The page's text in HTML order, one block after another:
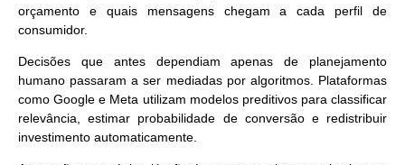
orçamento e quais mensagens chegam a cada perfil de
consumidor.
Decisões que antes dependiam apenas de planejamento
humano passaram a ser mediadas por algoritmos. Plataformas
como Google e Meta utilizam modelos preditivos para classificar
relevância, estimar probabilidade de conversão e redistribuir
investimento automaticamente.